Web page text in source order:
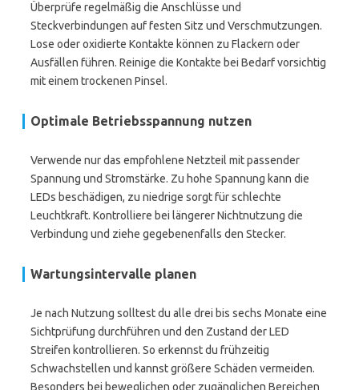
Überprüfe regelmäßig die Anschlüsse und
Steckverbindungen auf festen Sitz und Verschmutzungen.
Lose oder oxidierte Kontakte können zu Flackern oder
Ausfällen führen. Reinige die Kontakte bei Bedarf vorsichtig
mit einem trockenen Pinsel.
Optimale Betriebsspannung nutzen
Verwende nur das empfohlene Netzteil mit passender
Spannung und Stromstärke. Zu hohe Spannung kann die
LEDs beschädigen, zu niedrige sorgt für schlechte
Leuchtkraft. Kontrolliere bei längerer Nichtnutzung die
Verbindung und ziehe gegebenenfalls den Stecker.
Wartungsintervalle planen
Je nach Nutzung solltest du alle drei bis sechs Monate eine
Sichtprüfung durchführen und den Zustand der LED
Streifen kontrollieren. So erkennst du frühzeitig
Schwachstellen und kannst größere Schäden vermeiden.
Besonders bei beweglichen oder zugänglichen Bereichen